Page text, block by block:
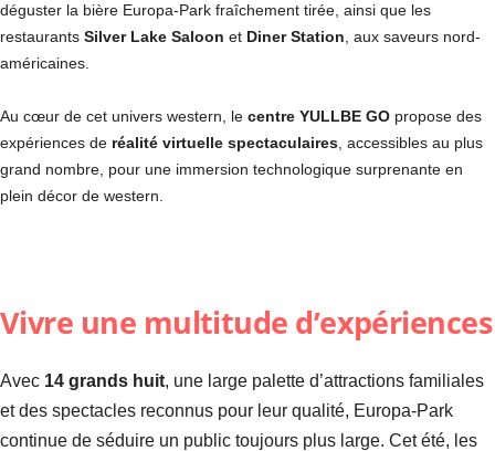
déguster la bière Europa-Park fraîchement tirée, ainsi que les
restaurants Silver Lake Saloon et Diner Station , aux saveurs nord-
américaines.
Au cœur de cet univers western, le centre YULLBE GO propose des
expériences de réalité virtuelle spectaculaires , accessibles au plus
grand nombre, pour une immersion technologique surprenante en
plein décor de western.
Vivre une multitude d’expériences
Avec 14 grands huit, une large palette d’attractions familiales
et des spectacles reconnus pour leur qualité, Europa-Park
continue de séduire un public toujours plus large. Cet été, les